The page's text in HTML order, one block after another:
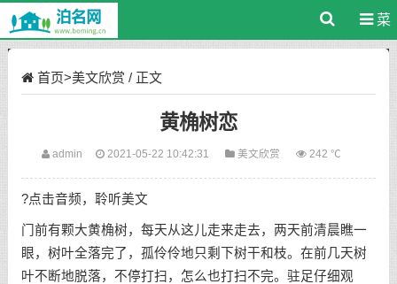
菜
首页>美文欣赏 / 正文
黄桷树恋
admin 2021-05-22 10:42:31 美文欣赏 242 ℃
?点击音频，聆听美文
门前有颗大黄桷树，每天从这儿走来走去，两天前清晨瞧一
眼，树叶全落完了，孤伶伶地只剩下树干和枝。在前几天树
叶不断地脱落，不停打扫，怎么也打扫不完。驻足仔细观